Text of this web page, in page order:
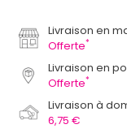
Livraison en
Offerte*
Livraison en
Offerte*
Livraison à
6,75 €